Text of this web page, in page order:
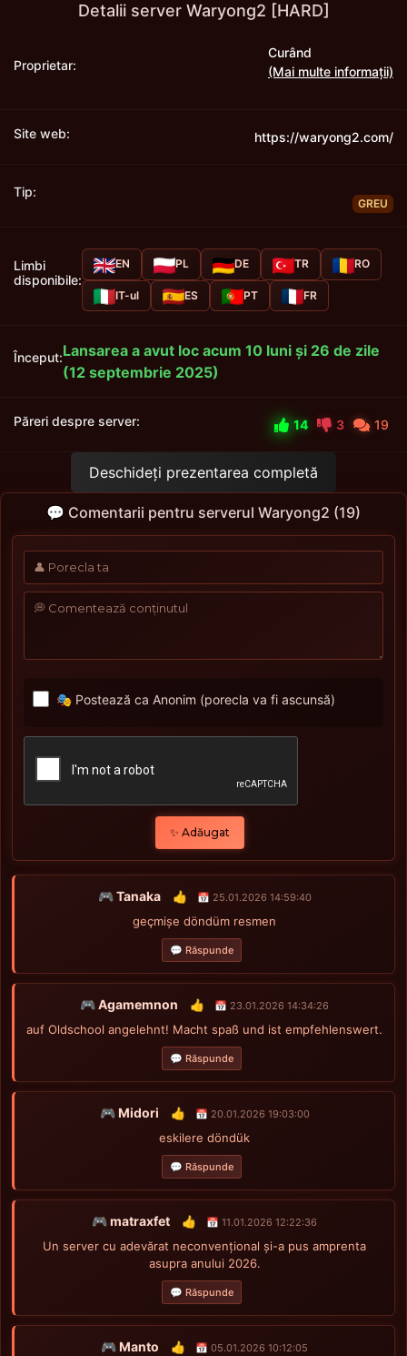
Detalii server Waryong2 [HARD]
Proprietar:
Curând
(Mai multe informații)
Site web: https://waryong2.com/
Tip:
GREU
Limbi
disponibile:
EN PL DE TR RO
IT-ul ES PT FR
Început:Lansarea a avut loc acum 10 luni și 26 de zile
(12 septembrie 2025)
Păreri despre server: 14 3 19
Deschideți prezentarea completă
💬 Comentarii pentru serverul Waryong2 (19)
🎭 Postează ca Anonim (porecla va fi ascunsă)
✨ Adăugat
🎮 Tanaka 👍 📅 25.01.2026 14:59:40
geçmișe döndüm resmen
💬 Răspunde
🎮 Agamemnon 👍 📅 23.01.2026 14:34:26
auf Oldschool angelehnt! Macht spaß und ist empfehlenswert.
💬 Răspunde
🎮 Midori 👍 📅 20.01.2026 19:03:00
eskilere döndük
💬 Răspunde
🎮 matraxfet 👍 📅 11.01.2026 12:22:36
Un server cu adevărat neconvențional și-a pus amprenta
asupra anului 2026.
💬 Răspunde
🎮 Manto 👍 📅 05.01.2026 10:12:05